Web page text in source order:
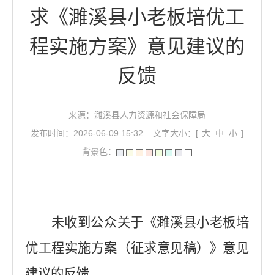
求《濉溪县小老板培优工
程实施方案》意见建议的
反馈
来源：濉溪县人力资源和社会保障局
发布时间：2026-06-09 15:32
文字大小：[ 大 中 小 ]
背景色：
未收到公众关于《濉溪县小老板培
优工程实施方案 （征求意见稿）》意见